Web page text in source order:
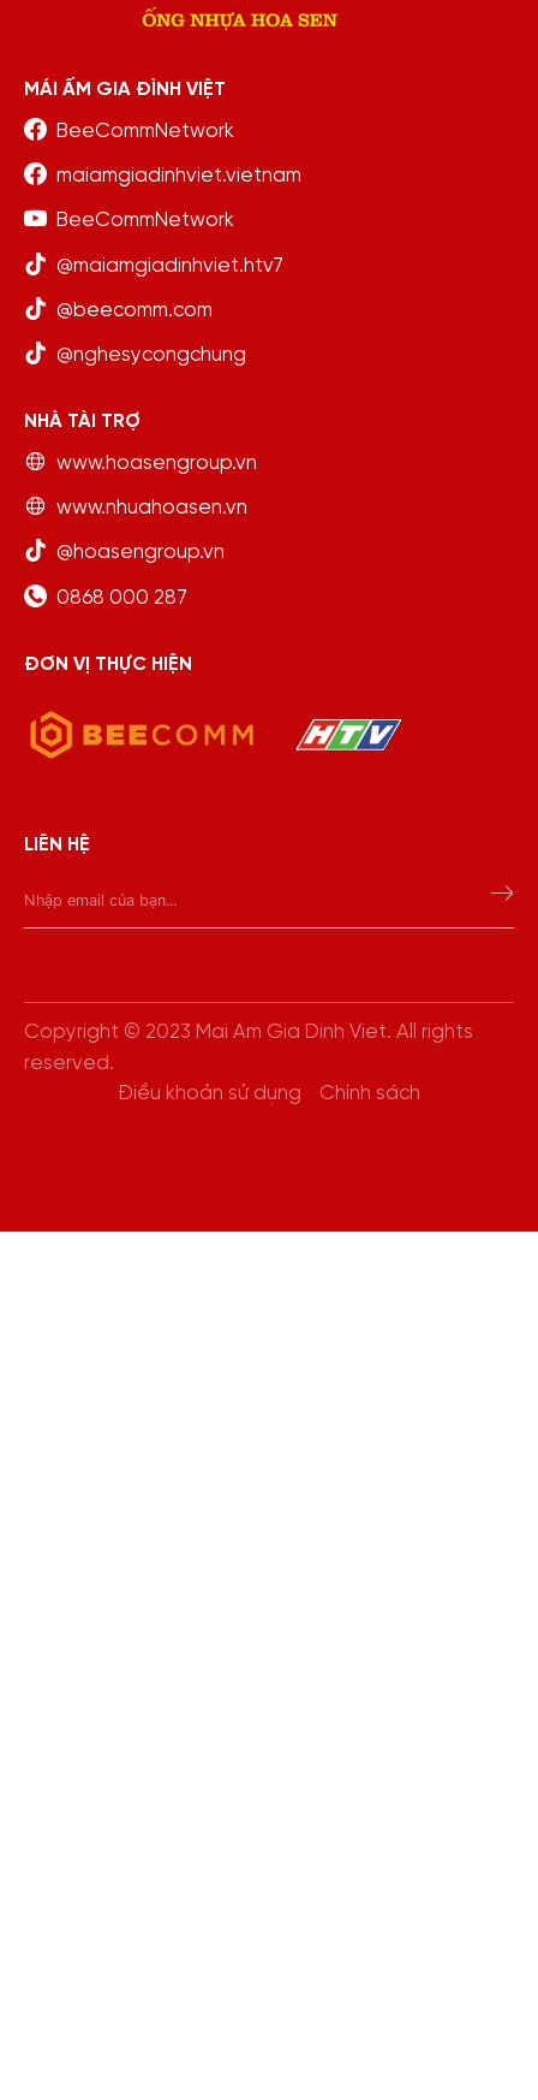
MÁI ẤM GIA ĐÌNH VIỆT
BeeCommNetwork
maiamgiadinhviet.vietnam
BeeCommNetwork
@maiamgiadinhviet.htv7
@beecomm.com
@nghesycongchung
NHÀ TÀI TRỢ
www.hoasengroup.vn
www.nhuahoasen.vn
@hoasengroup.vn
0868 000 287
ĐƠN VỊ THỰC HIỆN
LIÊN HỆ
Copyright © 2023 Mai Am Gia Dinh Viet. All rights
reserved.
Điều khoản sử dụng
Chính sách